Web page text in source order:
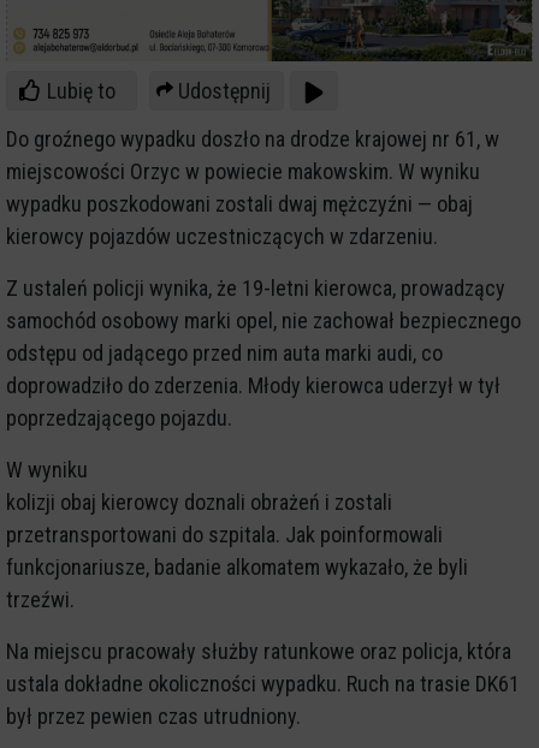
Lubię to
Udostępnij
Do groźnego wypadku doszło na drodze krajowej nr 61, w
miejscowości Orzyc w powiecie makowskim. W wyniku
wypadku poszkodowani zostali dwaj mężczyźni — obaj
kierowcy pojazdów uczestniczących w zdarzeniu.
Z ustaleń policji wynika, że 19-letni kierowca, prowadzący
samochód osobowy marki opel, nie zachował bezpiecznego
odstępu od jadącego przed nim auta marki audi, co
doprowadziło do zderzenia. Młody kierowca uderzył w tył
poprzedzającego pojazdu.
W wyniku
kolizji obaj kierowcy doznali obrażeń i zostali
przetransportowani do szpitala. Jak poinformowali
funkcjonariusze, badanie alkomatem wykazało, że byli
trzeźwi.
Na miejscu pracowały służby ratunkowe oraz policja, która
ustala dokładne okoliczności wypadku. Ruch na trasie DK61
był przez pewien czas utrudniony.